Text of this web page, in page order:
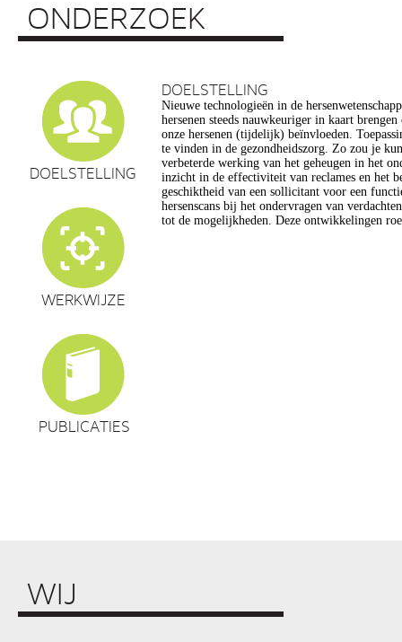
ONDERZOEK
DOELSTELLING
WERKWIJZE
PUBLICATIES
DOELSTELLING
Nieuwe technologieën in de
hersenen steeds nauwkeuriger in kaart
onze hersenen (tijdelijk) beïnvloeden.
te vinden in de gezondheidszorg. Zo zou je
verbeterde werking van het geheugen in het
inzicht in de effectiviteit van reclames en het
geschiktheid van een sollicitant voor een
hersenscans bij het ondervragen van
tot de mogelijkheden. Deze ontwikkelingen
vragen op, onder meer op het gebied van de
privacy, gelijkheid, stigmatisering),
en veranderingen in ons normen en waarden
commerciële toepassing van een aantal van
een extra reden voor zorg. Het doel van dit
maatschappelijk verantwoorde ontwikkeling van
de hersenwetenschappen te realiseren,
WIJ